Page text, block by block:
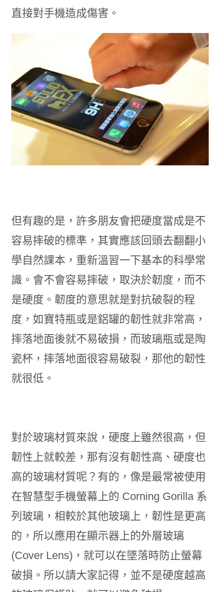
直接對手機造成傷害。
但有趣的是，許多朋友會把硬度當成是不
容易摔破的標準，其實應該回頭去翻翻小
學自然課本，重新溫習一下基本的科學常
識。會不會容易摔破，取決於韌度，而不
是硬度。韌度的意思就是對抗破裂的程
度，如寶特瓶或是鋁罐的韌性就非常高，
摔落地面後就不易破損，而玻璃瓶或是陶
瓷杯，摔落地面很容易破裂，那他的韌性
就很低。
對於玻璃材質來說，硬度上雖然很高，但
韌性上就較差，那有沒有韌性高、硬度也
高的玻璃材質呢？有的，像是最常被使用
在智慧型手機螢幕上的 Corning Gorilla 系
列玻璃，相較於其他玻璃上，韌性是更高
的，所以應用在顯示器上的外層玻璃
(Cover Lens)，就可以在墜落時防止螢幕
破損。所以請大家記得，並不是硬度越高